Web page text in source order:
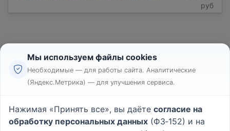
руб
Реклама
Пользовательское соглашение
Политика конфиденциальности
Мы используем файлы cookies
Необходимые — для работы сайта. Аналитические
(Яндекс.Метрика) — для улучшения сервиса.
Нажимая «Принять все», вы даёте согласие на
обработку персональных данных (ФЗ‑152) и на